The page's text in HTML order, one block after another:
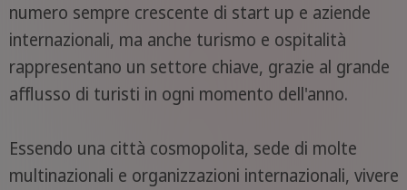
numero sempre crescente di start up e aziende
internazionali, ma anche turismo e ospitalità
rappresentano un settore chiave, grazie al grande
afflusso di turisti in ogni momento dell'anno.
Essendo una città cosmopolita, sede di molte
multinazionali e organizzazioni internazionali, vivere